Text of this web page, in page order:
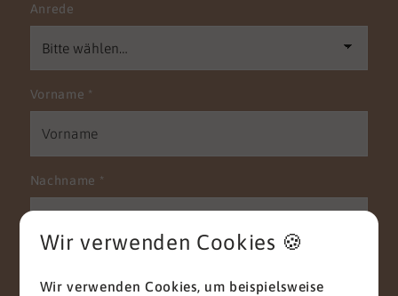
Anrede
Vorname *
Nachname *
Wir verwenden Cookies 🍪
Wir verwenden Cookies, um beispielsweise